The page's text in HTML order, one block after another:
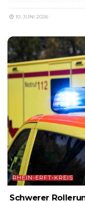
10. JUNI 2026
RHEIN-ERFT-KREIS
Schwerer